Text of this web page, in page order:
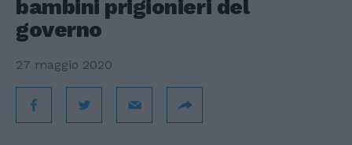
bambini prigionieri del
governo
27 maggio 2020